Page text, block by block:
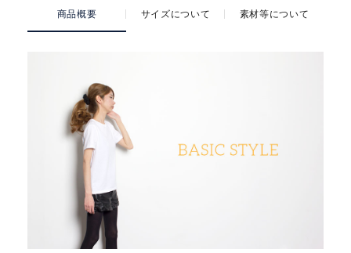
商品概要 サイズについて 素材等について